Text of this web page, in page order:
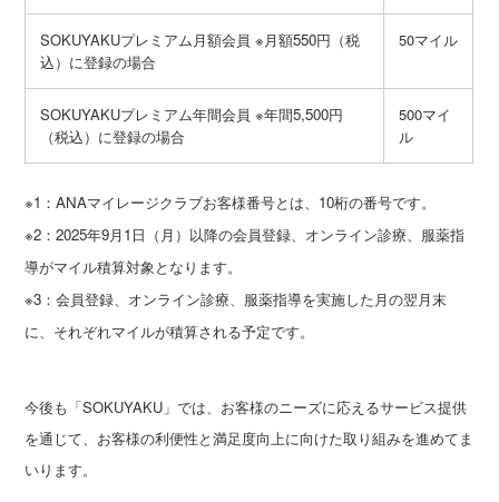
SOKUYAKUプレミアム月額会員※月額550円（税
込）に登録の場合
50マイル
SOKUYAKUプレミアム年間会員※年間5,500円
（税込）に登録の場合
500マイ
ル
※1：ANAマイレージクラブお客様番号とは、10桁の番号です。
※2：2025年9月1日（月）以降の会員登録、オンライン診療、服薬指
導がマイル積算対象となります。
※3：会員登録、オンライン診療、服薬指導を実施した月の翌月末
に、それぞれマイルが積算される予定です。
今後も「SOKUYAKU」では、お客様のニーズに応えるサービス提供
を通じて、お客様の利便性と満足度向上に向けた取り組みを進めてま
いります。